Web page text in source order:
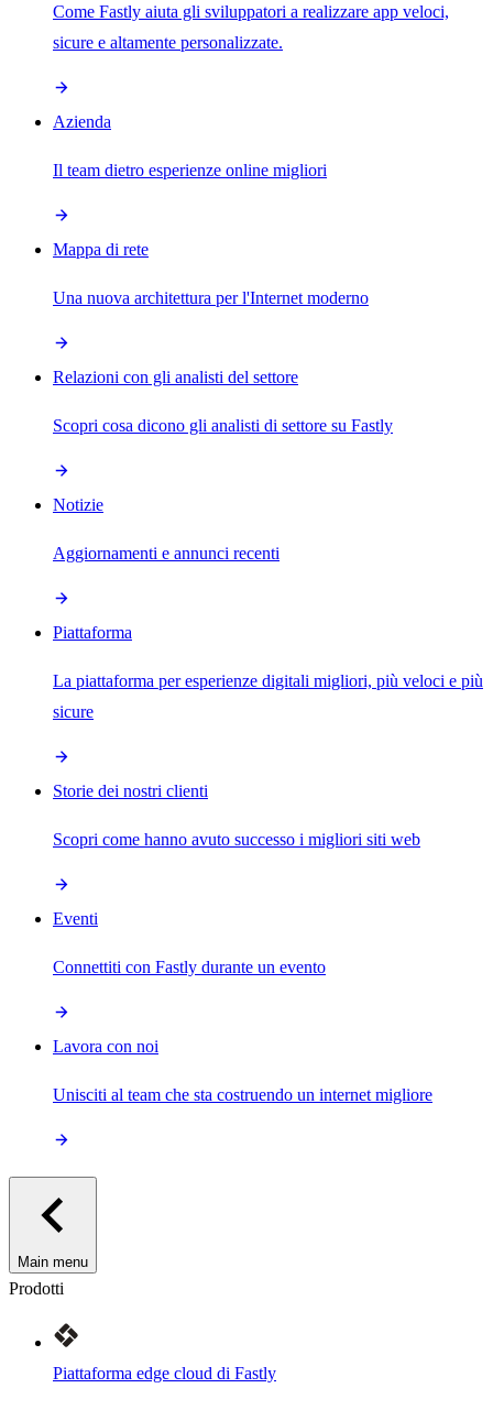
Come Fastly aiuta gli sviluppatori a realizzare app veloci,
sicure e altamente personalizzate.
Azienda
Il team dietro esperienze online migliori
Mappa di rete
Una nuova architettura per l'Internet moderno
Relazioni con gli analisti del settore
Scopri cosa dicono gli analisti di settore su Fastly
Notizie
Aggiornamenti e annunci recenti
Piattaforma
La piattaforma per esperienze digitali migliori, più veloci e più
sicure
Storie dei nostri clienti
Scopri come hanno avuto successo i migliori siti web
Eventi
Connettiti con Fastly durante un evento
Lavora con noi
Unisciti al team che sta costruendo un internet migliore
Main menu
Prodotti
Piattaforma edge cloud di Fastly